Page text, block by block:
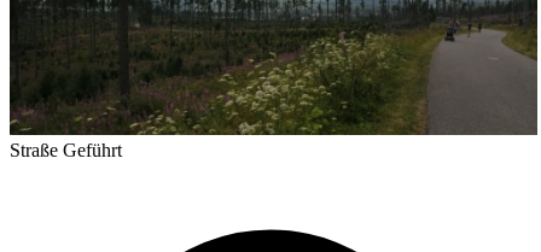
Straße Geführt